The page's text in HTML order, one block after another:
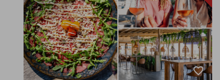
favorite_border